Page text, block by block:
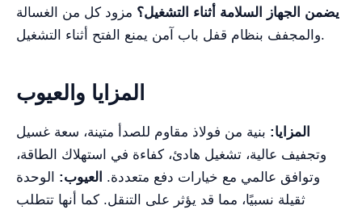
يضمن الجهاز السلامة أثناء التشغيل؟ مزود كل من الغسالة
والمجفف بنظام قفل باب آمن يمنع الفتح أثناء التشغيل.
المزايا والعيوب
المزايا: بنية من فولاذ مقاوم للصدأ متينة، سعة غسيل
وتجفيف عالية، تشغيل هادئ، كفاءة في استهلاك الطاقة،
وتوافق عالمي مع خيارات دفع متعددة. العيوب: الوحدة
ثقيلة نسبيًا، مما قد يؤثر على التنقل. كما أنها تتطلب